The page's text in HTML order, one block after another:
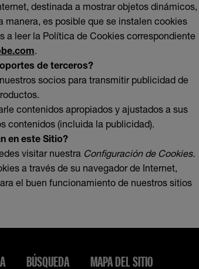
destinada a mostrar objetos dinámicos,
es posible que se instalen cookies
a leer la Política de Cookies correspondiente
.
de terceros?
socios para transmitir publicidad de
contenidos apropiados y ajustados a sus
contenidos (incluida la publicidad).
en este Sitio?
visitar nuestra Configuración de Cookies.
a través de su navegador de Internet,
el buen funcionamiento de nuestros sitios
BÚSQUEDA MAPA DEL SITIO